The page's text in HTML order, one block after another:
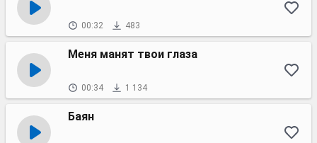
00:32 483
Меня манят твои глаза
00:34 1 134
Баян